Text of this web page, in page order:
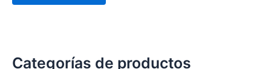
Categorías de productos